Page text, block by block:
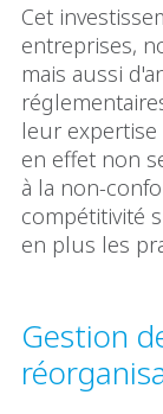
Cet
entreprises,
mais aussi
leur
en effet non
à la non-
compétitivité
en plus les
Gestion